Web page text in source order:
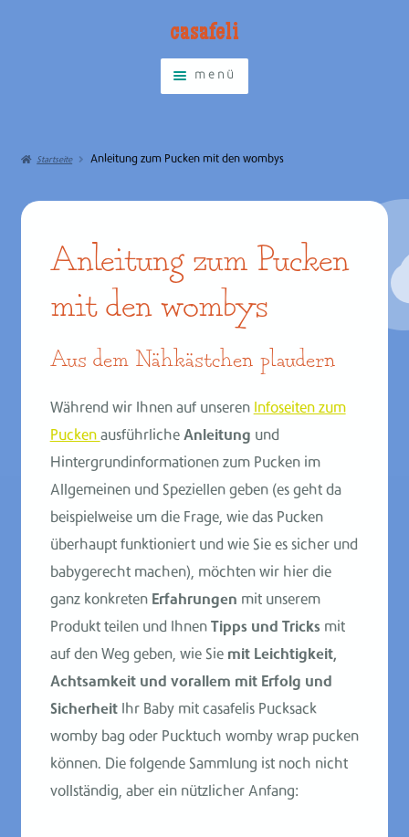
casa­feli
menü
Über das Pucken
Alle Produkte
Warenkorb
Über die Produktion
Mehr
Startseite Anleitung zum Pucken mit den wombys
Anleitung zum Pucken
mit den wombys
Aus dem Nähkästchen plaudern
Während wir Ihnen auf unseren Infoseiten zum
Pucken ausführliche Anleitung und
Hintergrundinformationen zum Pucken im
Allgemeinen und Speziellen geben (es geht da
beispielweise um die Frage, wie das Pucken
überhaupt funktioniert und wie Sie es sicher und
babygerecht machen), möchten wir hier die
ganz konkreten Erfahrungen mit unserem
Produkt teilen und Ihnen Tipps und Tricks mit
auf den Weg geben, wie Sie mit Leichtigkeit,
Achtsamkeit und vorallem mit Erfolg und
SicherheitIhr Baby mit casafelis Pucksack
womby bag oder Pucktuch womby wrap pucken
können. Die folgende Sammlung ist noch nicht
vollständig, aber ein nützlicher Anfang: